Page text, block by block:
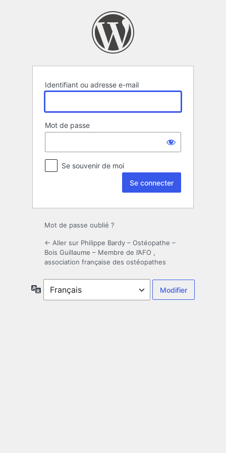
Identifiant ou adresse e-mail
Mot de passe
Se souvenir de moi
Mot de passe oublié ?
← Aller sur Philippe Bardy – Ostéopathe –
Bois Guillaume – Membre de l’AFO ,
association française des ostéopathes
Langue